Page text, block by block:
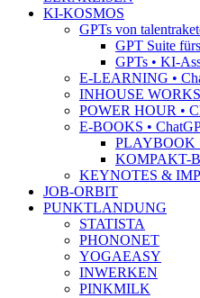
KI-KOSMOS
GPTs von
GPT Suite
GPTs • KI-
E-LEARNING •
INHOUSE
POWER HOUR •
E-BOOKS •
PLAYBOOK
KOMPAKT-
KEYNOTES &
JOB-ORBIT
PUNKTLANDUNG
STATISTA
PHONONET
YOGAEASY
INWERKEN
PINKMILK